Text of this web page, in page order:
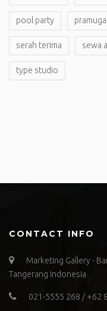
pool party
serah terima sewa
type studio
CONTACT INFO
Marketing Gallery -
Tangerang Indonesia
021-5555 268 / +62